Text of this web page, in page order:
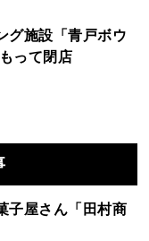
グ施設「青戸ボウ
って閉店
子屋さん「田村商